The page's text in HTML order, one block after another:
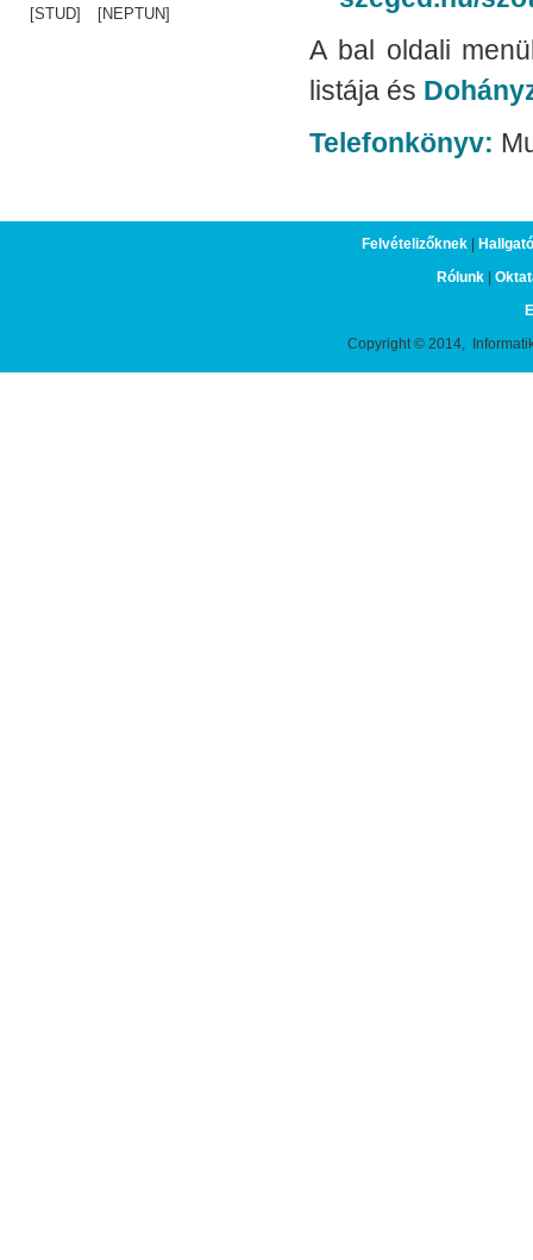
A bal oldali
listája és
Telefonkönyv:
[STUD]
[NEPTUN]
Felvételizőknek|
Rólunk|
Copyright © 2014,